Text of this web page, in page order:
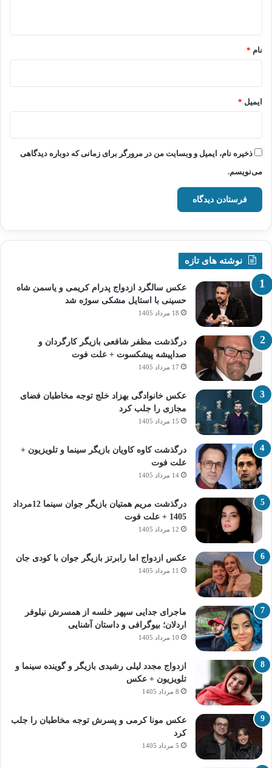
نام *
ایمیل *
ذخیره نام، ایمیل و وبسایت من در مرورگر برای زمانی که دوباره دیدگاهی
می‌نویسم.
نوشته های تازه
عکس سالگرد ازدواج پدرام کریمی و یاسمن شاه‌
حسینی با استایل مشکی سوژه شد
18 مرداد 1405
درگذشت مظفر شافعی بازیگر کارگردان و
صداپیشه پیشکسوت + علت فوت
17 مرداد 1405
عکس خانوادگی بهزاد خلج توجه مخاطبان فضای
مجازی را جلب کرد
15 مرداد 1405
درگذشت کاوه کاویان بازیگر سینما و تلویزیون +
علت فوت
14 مرداد 1405
درگذشت مریم همتیان بازیگر جوان سینما 12مرداد
1405 + علت فوت
12 مرداد 1405
عکس ازدواج اما رابرتز بازیگر جوان با کودی جان
11 مرداد 1405
ماجرای جدایی سپهر خلسه از همسرش نیلوفر
اردلان؛ بیوگرافی و داستان آشنایی
10 مرداد 1405
ازدواج مجدد لیلی رشیدی بازیگر و گوینده سینما و
تلویزیون + عکس
8 مرداد 1405
عکس مونا کرمی و پسرش توجه مخاطبان را جلب
کرد
5 مرداد 1405